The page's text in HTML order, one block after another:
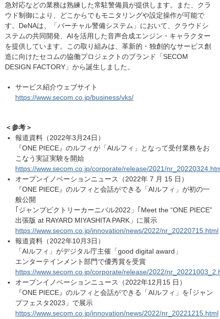
急対応などの業務は熟練した常駐警備員が提供します。また、クラ
ウド制御により、どこからでもモニタリングや設定操作が可能で
す。DeNAは、「バーチャル警備システム」において、クラウドシ
ステムの共同開発、AIを活用した音声合成エンジン・キャラクター
を提供しています。この取り組みは、革新的・独創的なサービス創
造に向けたセコムの協働プロジェクトのブランド「SECOM
DESIGN FACTORY」から誕生しました。
サービス紹介ウェブサイト
https://www.secom.co.jp/business/vks/
＜参考＞
報道資料（2022年3月24日）
『ONE PIECE』のルフィが「AIルフィ」となって受付業務をお
こなう実証実験を開始
https://www.secom.co.jp/corporate/release/2021/
オープンイノベーションニュース（2022年 7 月 15 日）
『ONE PIECE』のルフィと会話ができる「AIルフィ」が初の一
般公開
｢ジャンプビクトリーカーニバル2022」｢Meet the “ONE PIECE”
出張版 at RAYARD MIYASHITA PARK」に展示
https://www.secom.co.jp/innovation/news/2022/nr_20220715.html
報道資料（2022年10月3日）
「AIルフィ」がデジタル庁主催「good digital award」
エンターテインメント部門で優秀賞を受賞
https://www.secom.co.jp/corporate/release/2022/
オープンイノベーションニュース（2022年12月15 日）
『ONE PIECE』のルフィと会話ができる「AIルフィ」を｢ジャン
プフェスタ2023」で展示
https://www.secom.co.jp/innovation/news/2022/nr_20221215.html